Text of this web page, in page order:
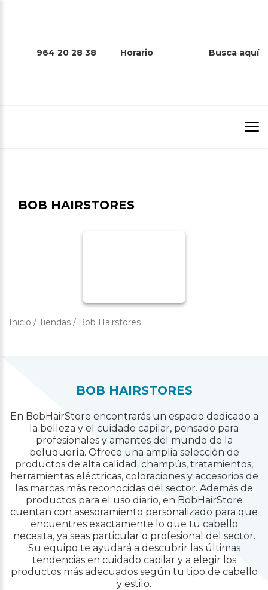
964 20 28 38 Horario Busca aquí
BOB HAIRSTORES
Inicio / Tiendas / Bob Hairstores
BOB HAIRSTORES
En BobHairStore encontrarás un espacio dedicado a
la belleza y el cuidado capilar, pensado para
profesionales y amantes del mundo de la
peluquería. Ofrece una amplia selección de
productos de alta calidad: champús, tratamientos,
herramientas eléctricas, coloraciones y accesorios de
las marcas más reconocidas del sector. Además de
productos para el uso diario, en BobHairStore
cuentan con asesoramiento personalizado para que
encuentres exactamente lo que tu cabello
necesita, ya seas particular o profesional del sector.
Su equipo te ayudará a descubrir las últimas
tendencias en cuidado capilar y a elegir los
productos más adecuados según tu tipo de cabello
y estilo.